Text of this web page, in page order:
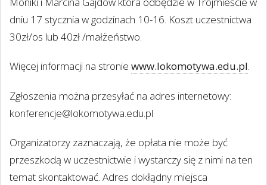
dniu 17 stycznia w godzinach 10-16. Koszt uczestnictwa
30zł/os lub 40zł /małżeństwo.
Więcej informacji na stronie www.lokomotywa.edu.pl.
Zgłoszenia można przesyłać na adres internetowy:
konferencje@lokomotywa.edu.pl
Organizatorzy zaznaczają, że opłata nie może być
przeszkodą w uczestnictwie i wystarczy się z nimi na ten
temat skontaktować. Adres dokłądny miejsca